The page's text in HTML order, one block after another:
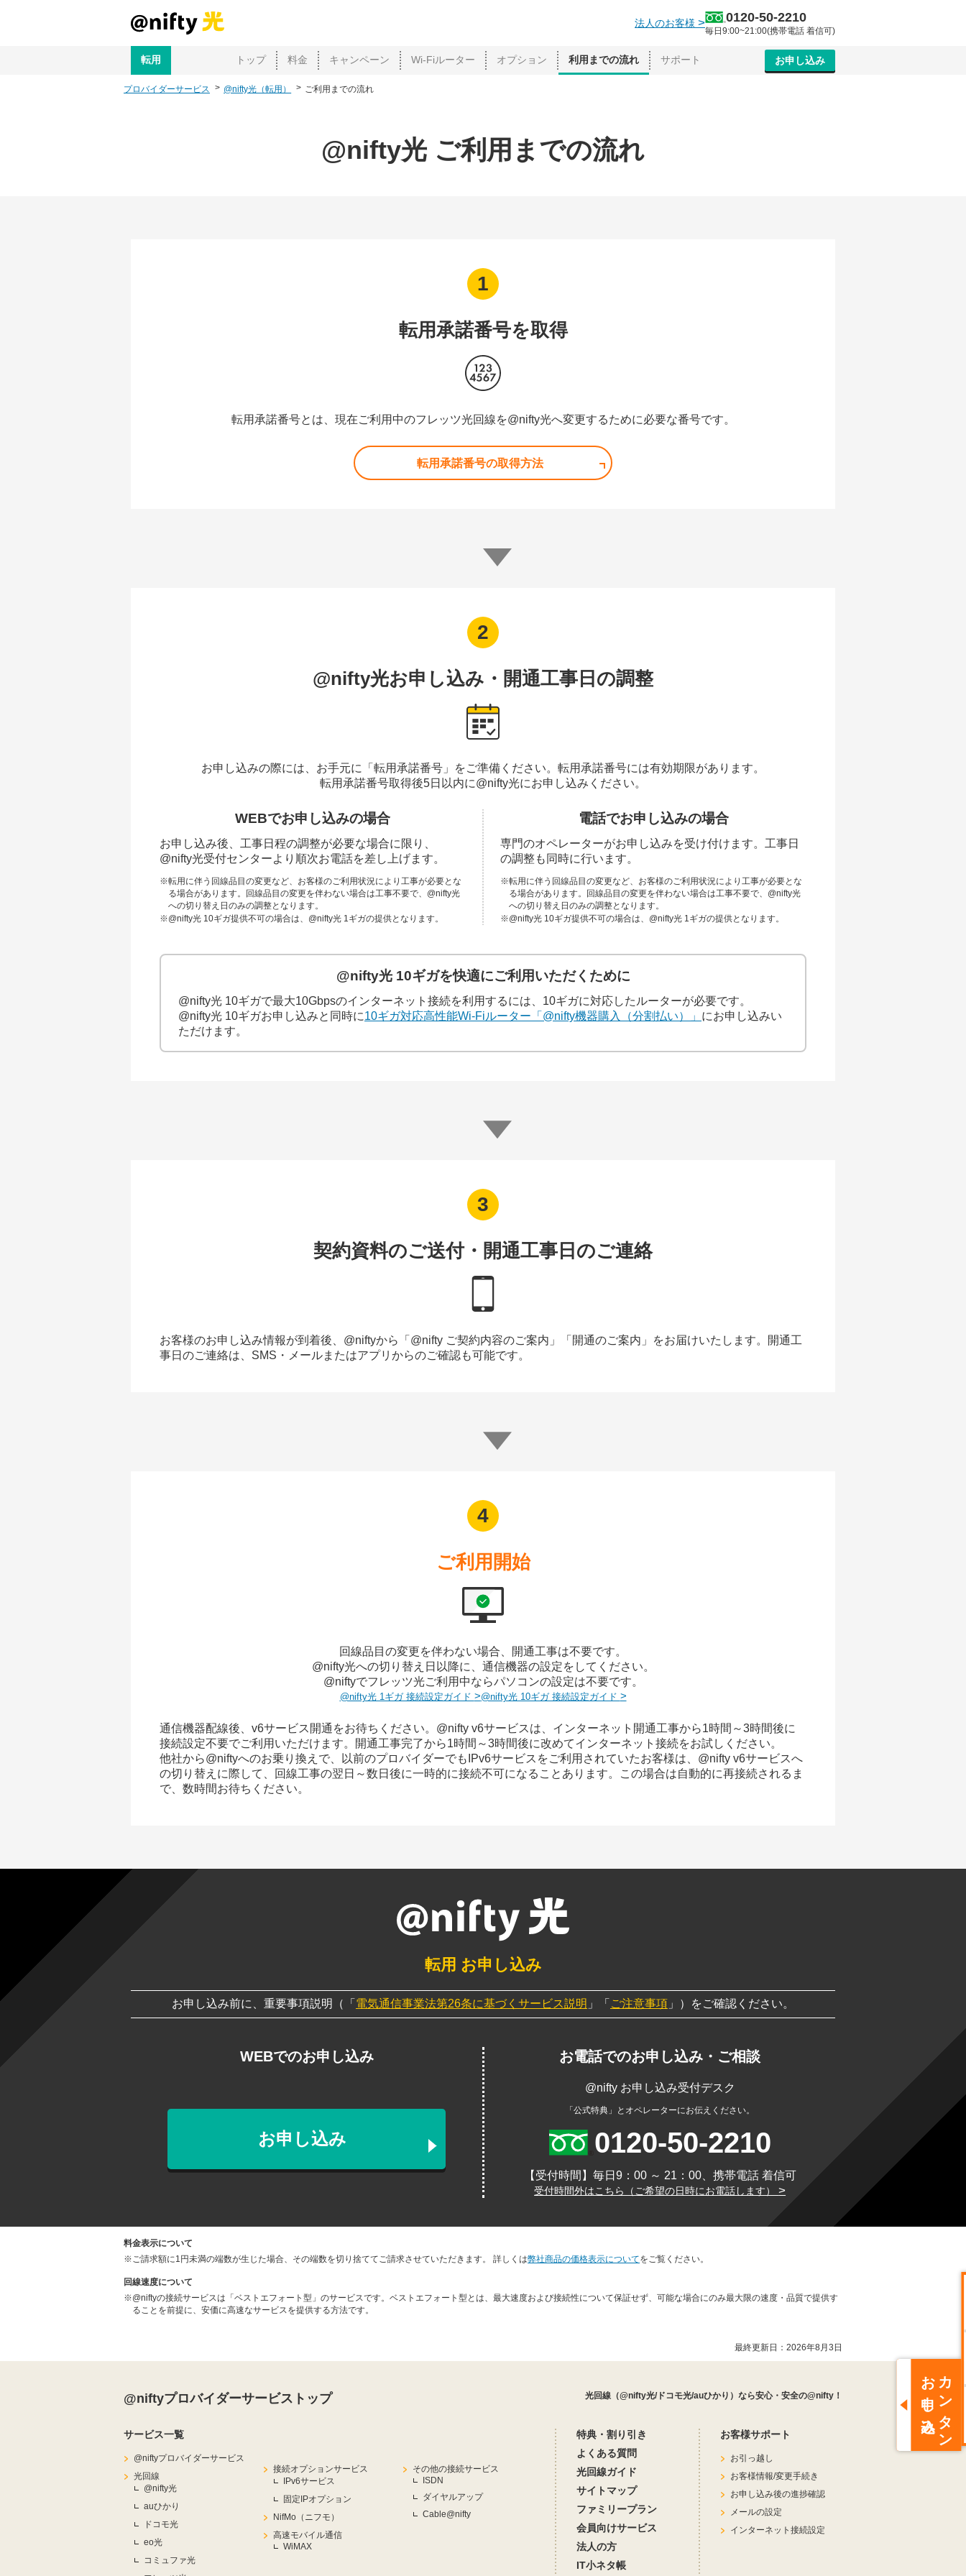
法人のお客様 > 0120-50-2210
毎日9:00~21:00(携帯電話 着信可)
転用 トップ 料金 キャンペーン Wi-Fiルーター オプション 利用までの流れ サポート お申し込み
プロバイダーサービス @nifty光（転用） ご利用までの流れ
@nifty光 ご利用までの流れ
転用承諾番号を取得
転用承諾番号とは、現在ご利用中のフレッツ光回線を@nifty光へ変更するために必要な番号です。
転用承諾番号の取得方法
@nifty光お申し込み・開通工事日の調整
お申し込みの際には、お手元に「転用承諾番号」をご準備ください。転用承諾番号には有効期限があります。
転用承諾番号取得後5日以内に@nifty光にお申し込みください。
WEBでお申し込みの場合
お申し込み後、工事日程の調整が必要な場合に限り、
@nifty光受付センターより順次お電話を差し上げます。
※転用に伴う回線品目の変更など、お客様のご利用状況により工事が必要とな
る場合があります。回線品目の変更を伴わない場合は工事不要で、@nifty光
への切り替え日のみの調整となります。
※@nifty光 10ギガ提供不可の場合は、@nifty光 1ギガの提供となります。
電話でお申し込みの場合
専門のオペレーターがお申し込みを受け付けます。工事日
の調整も同時に行います。
※転用に伴う回線品目の変更など、お客様のご利用状況により工事が必要とな
る場合があります。回線品目の変更を伴わない場合は工事不要で、@nifty光
への切り替え日のみの調整となります。
※@nifty光 10ギガ提供不可の場合は、@nifty光 1ギガの提供となります。
@nifty光 10ギガを快適にご利用いただくために
@nifty光 10ギガで最大10Gbpsのインターネット接続を利用するには、10ギガに対応したルーターが必要です。
@nifty光 10ギガお申し込みと同時に10ギガ対応高性能Wi-Fiルーター「@nifty機器購入（分割払い）」 にお申し込みい
ただけます。
契約資料のご送付・開通工事日のご連絡
お客様のお申し込み情報が到着後、@niftyから「@nifty ご契約内容のご案内」「開通のご案内」をお届けいたします。開通工
事日のご連絡は、SMS・メールまたはアプリからのご確認も可能です。
ご利用開始
回線品目の変更を伴わない場合、
開通工事は不要です。
@nifty光への切り替え日以降に、 通信機器の設定をしてください。
@niftyでフレッツ光ご利用中ならパソコンの設定は不要です。
@nifty光 1ギガ 接続設定ガイド >@nifty光 10ギガ 接続設定ガイド >
通信機器配線後、v6サービス開通をお待ちください。@nifty v6サービスは、インターネット開通工事から1時間～3時間後に
接続設定不要でご利用いただけます。開通工事完了から1時間～3時間後に改めてインターネット接続をお試しください。
他社から@niftyへのお乗り換えで、以前のプロバイダーでもIPv6サービスをご利用されていたお客様は、@nifty v6サービスへ
の切り替えに際して、回線工事の翌日～数日後に一時的に接続不可になることあります。この場合は自動的に再接続されるま
で、数時間お待ちください。
転用 お申し込み
お申し込み前に、重要事項説明（「 電気通信事業法第26条に基づくサービス説明 」「 ご注意事項 」）をご確認ください。
WEBでのお申し込み
お申し込み
お電話でのお申し込み・ご相談
@nifty お申し込み受付デスク
「公式特典」とオペレーターにお伝えください。
0120-50-2210
【受付時間】毎日9：00 ～ 21：00、携帯電話 着信可
受付時間外はこちら（ご希望の日時にお電話します）>
料金表示について
※ ご請求額に1円未満の端数が生じた場合、その端数を切り捨ててご請求させていただきます。 詳しくは弊社商品の価格表示についてをご覧ください。
回線速度について
※@niftyの接続サービスは「ベストエフォート型」のサービスです。ベストエフォート型とは、最大速度および接続性について保証せず、可能な場合にのみ最大限の速度・品質で提供す
ることを前提に、安価に高速なサービスを提供する方法です。
最終更新日： 2026年8月3日
カンタン
お申し込み
@niftyプロバイダーサービストップ 光回線（@nifty光/ドコモ光/auひかり）なら安心・安全の@nifty！
サービス一覧
@niftyプロバイダーサービス
光回線
@nifty光
auひかり
ドコモ光
eo光
コミュファ光
接続オプションサービス
IPv6サービス
固定IPオプション
NifMo（ニフモ）
高速モバイル通信
WiMAX
その他の接続サービス
ISDN
ダイヤルアップ
Cable@nifty
特典・割り引き
よくある質問
光回線ガイド
サイトマップ
ファミリープラン
会員向けサービス
法人の方
IT小ネタ帳
お客様サポート
お引っ越し
お客様情報/変更手続き
お申し込み後の進捗確認
メールの設定
インターネット接続設定